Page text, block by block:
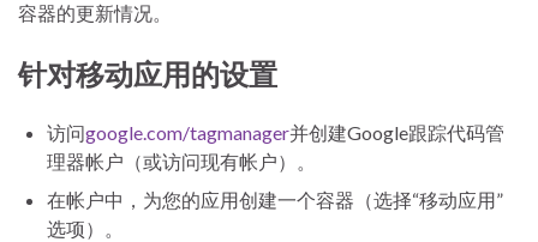
容器的更新情况。
针对移动应用的设置
访问google.com/tagmanager并创建Google跟踪代码管
理器帐户（或访问现有帐户）。
在帐户中，为您的应用创建一个容器（选择“移动应用”
选项）。